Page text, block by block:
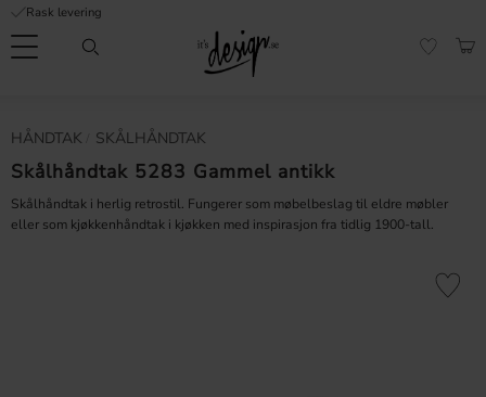
Meny
Rask levering
HÅNDTAK SKÅLHÅNDTAK
Skålhåndtak 5283 Gammel antikk
Skålhåndtak i herlig retrostil. Fungerer som møbelbeslag til eldre møbler
eller som kjøkkenhåndtak i kjøkken med inspirasjon fra tidlig 1900-tall.
Lagre
Vanlige spørsmål
Inspirasjon og tips
It's
Design